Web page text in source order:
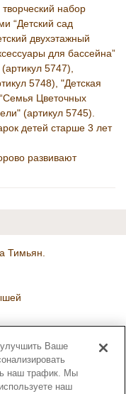
набор
“Детский сад
двухэтажный
для бассейна”
5747),
5748), "Детская
Цветочных
(артикул 5745).
детей старше 3 лет
развивают
Тимьян.
Ваше
наш трафик. Мы
наш